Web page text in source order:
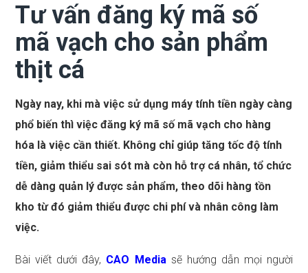
Tư vấn đăng ký mã số
mã vạch cho sản phẩm
thịt cá
Ngày nay, khi mà việc sử dụng máy tính tiền ngày càng
phổ biến thì việc đăng ký mã số mã vạch cho hàng
hóa là việc cần thiết. Không chỉ giúp tăng tốc độ tính
tiền, giảm thiểu sai sót mà còn hỗ trợ cá nhân, tổ chức
dễ dàng quản lý được sản phẩm, theo dõi hàng tồn
kho từ đó giảm thiểu được chi phí và nhân công làm
việc.
Bài viết dưới đây, CAO Mediasẽ hướng dẫn mọi người